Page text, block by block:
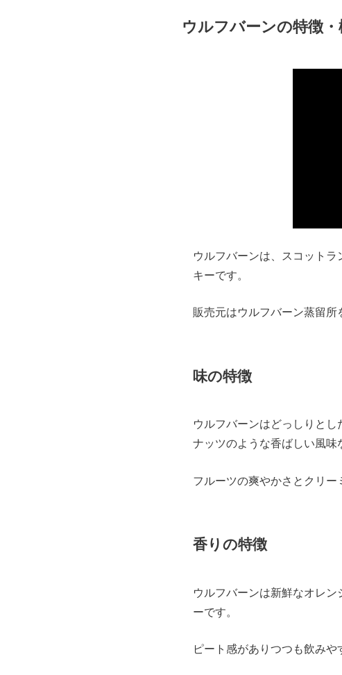
ウルフバーンの特徴・
ウルフバーンは、スコット
キーです。
販売元はウルフバーン蒸留所
味の特徴
ウルフバーンはどっしりとし
ナッツのような香ばしい風味
フルーツの爽やかさとクリー
香りの特徴
ウルフバーンは新鮮なオレ
ーです。
ピート感がありつつも飲み